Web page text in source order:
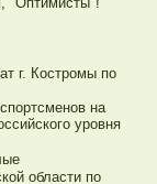
г. Костромы по
на
уровня
области по